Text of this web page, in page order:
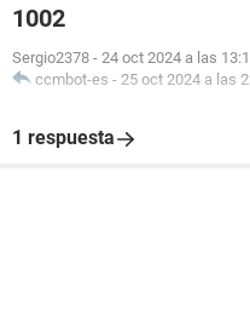
1002
Sergio2378 - 24 oct 2024 a las
ccmbot-es - 25 oct 2024 a las
1 respuesta